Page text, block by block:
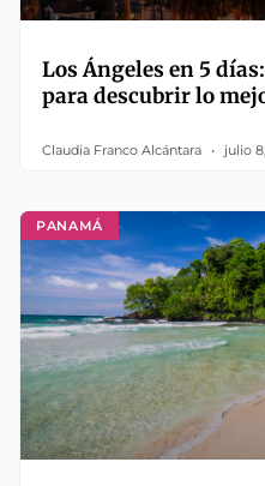
Los Ángeles en 5
para descubrir lo
Claudia Franco Alcántara julio
PANAMÁ